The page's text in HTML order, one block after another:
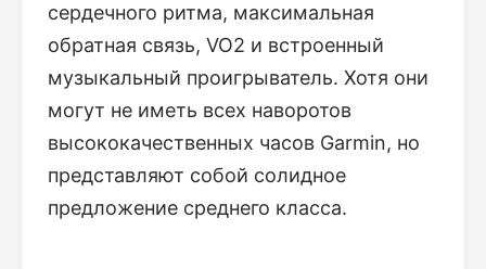
сердечного ритма, максимальная
обратная связь, VO2 и встроенный
музыкальный проигрыватель. Хотя они
могут не иметь всех наворотов
высококачественных часов Garmin, но
представляют собой солидное
предложение среднего класса.